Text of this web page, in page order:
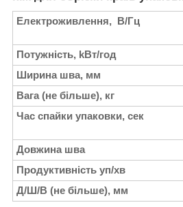
Електроживлення, В/Гц
Потужність, kВт/год
Ширина шва, мм
Вага (не більше), кг
Час спайки упаковки, сек
Довжина шва
Продуктивність уп/хв
Д/Ш/В (не більше), мм